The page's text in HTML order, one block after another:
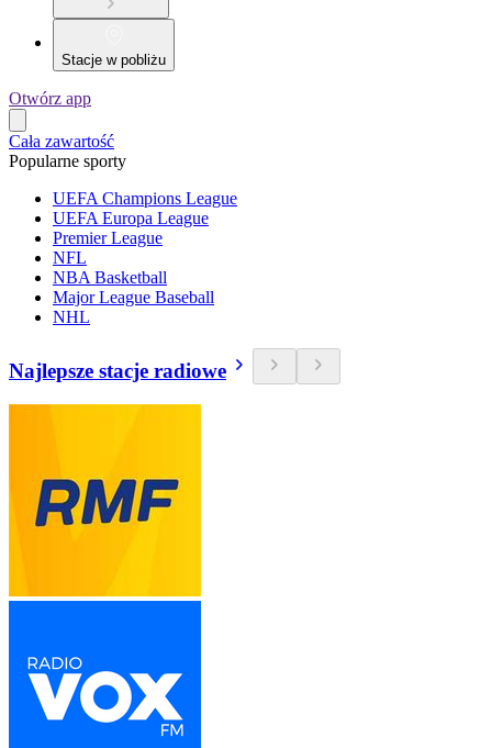
Stacje w pobliżu
Otwórz app
Cała zawartość
Popularne sporty
UEFA Champions League
UEFA Europa League
Premier League
NFL
NBA Basketball
Major League Baseball
NHL
Najlepsze stacje radiowe